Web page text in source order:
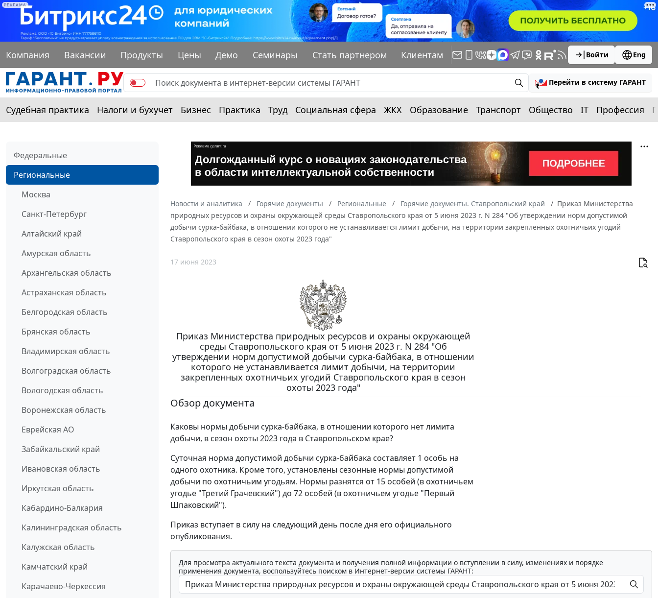
РЕКЛАМА
Компания Вакансии Продукты Цены Демо Семинары Стать партнером Клиентам Войти Eng
Перейти в систему ГАРАНТ
Судебная практика Налоги и бухучет Бизнес Практика Труд Социальная сфера ЖКХ Образование Транспорт Общество IT Профессия
Федеральные
Региональные
Москва
Санкт-Петербург
Алтайский край
Амурская область
Архангельская область
Астраханская область
Белгородская область
Брянская область
Владимирская область
Волгоградская область
Вологодская область
Воронежская область
Еврейская АО
Забайкальский край
Ивановская область
Иркутская область
Кабардино-Балкария
Калининградская область
Калужская область
Камчатский край
Карачаево-Черкессия
Новости и аналитика Горячие документы Региональные Горячие документы. Ставропольский край
Приказ Министерства
природных ресурсов и охраны окружающей среды Ставропольского края от 5 июня 2023 г. N 284 "Об утверждении норм допустимой
добычи сурка-байбака, в отношении которого не устанавливается лимит добычи, на территории закрепленных охотничьих угодий
Ставропольского края в сезон охоты 2023 года"
17 июня 2023
Приказ Министерства природных ресурсов и охраны окружающей
среды Ставропольского края от 5 июня 2023 г. N 284 "Об
утверждении норм допустимой добычи сурка-байбака, в отношении
которого не устанавливается лимит добычи, на территории
закрепленных охотничьих угодий Ставропольского края в сезон
охоты 2023 года"
Обзор документа
Каковы нормы добычи сурка-байбака, в отношении которого нет лимита
добычи, в сезон охоты 2023 года в Ставропольском крае?
Суточная норма допустимой добычи сурка-байбака составляет 1 особь на
одного охотника. Кроме того, установлены сезонные нормы допустимой
добычи по охотничьим угодьям. Нормы разнятся от 15 особей (в охотничьем
угодье "Третий Грачевский") до 72 особей (в охотничьем угодье "Первый
Шпаковский").
Приказ вступает в силу на следующий день после дня его официального
опубликования.
Для просмотра актуального текста документа и получения полной информации о вступлении в силу, изменениях и порядке
применения документа, воспользуйтесь поиском в Интернет-версии системы ГАРАНТ: